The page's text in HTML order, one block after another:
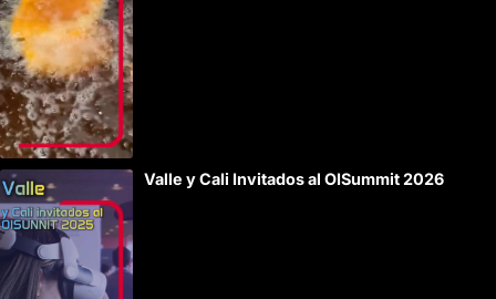
Valle y Cali Invitados al OISummit 2026